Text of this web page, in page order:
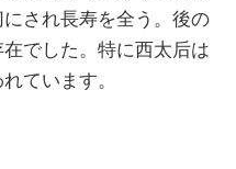
され長寿を全う。後の
でした。特に西太后は
ています。